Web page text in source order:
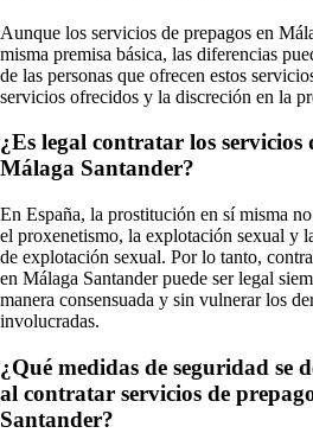
Aunque los servicios de prepagos en
misma premisa básica, las diferencias
de las personas que ofrecen estos
servicios ofrecidos y la discreción en la
¿Es legal contratar los servicios
Málaga Santander?
En España, la prostitución en sí misma
el proxenetismo, la explotación sexual y
de explotación sexual. Por lo tanto,
en Málaga Santander puede ser legal
manera consensuada y sin vulnerar los
involucradas.
¿Qué medidas de seguridad se
al contratar servicios de
Santander?